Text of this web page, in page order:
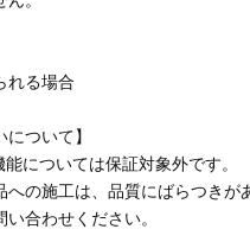
れる場合
ついて】
については保証対象外です。
の施工は、品質にばらつきが
合わせください。